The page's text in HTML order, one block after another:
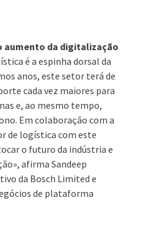
aumento da digitalização
é a espinha dorsal da
anos, este setor terá de
cada vez maiores para
e, ao mesmo tempo,
Em colaboração com a
de logística com este
o futuro da indústria e
afirma Sandeep
da Bosch Limited e
de plataforma